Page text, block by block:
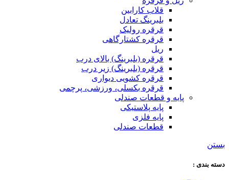
قلاب کارابین
بلبرینگ تعادل
قرقره رولیک
قرقره کشتارگاهی
ریل
قرقره (بلبرینگ) بالای درب
قرقره (بلبرینگ) زیر درب
قرقره کشویی دیواری
قرقره بکسلی، ورزشی، پرچمی
پایه و قطعات صندلی
پایه پلاستیکی
پایه فلزی
قطعات صندلی
بستن
دسته‌ بندی :